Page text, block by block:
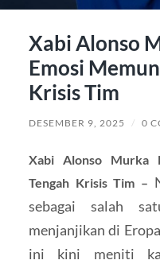
Xabi Alonso
Emosi
Krisis Tim
DESEMBER 9, 2025 / 0
Xabi Alonso Murka
Tengah Krisis Tim –
sebagai salah
menjanjikan di
ini kini meniti